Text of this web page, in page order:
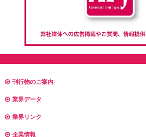
刊行物のご案内
業界データ
業界リンク
企業情報